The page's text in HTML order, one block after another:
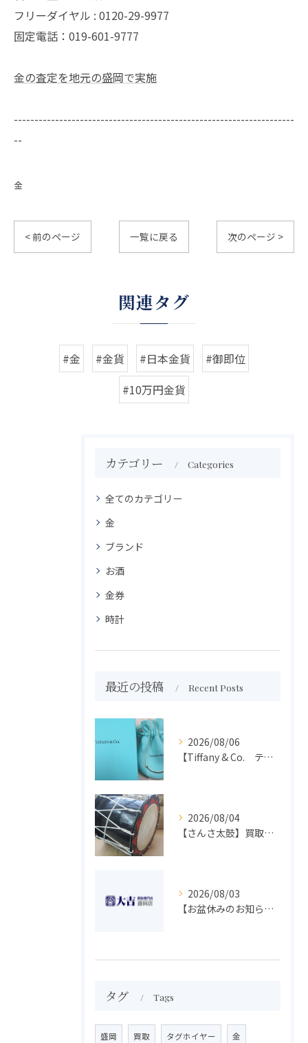
フリーダイヤル : 0120-29-9977
固定電話：019-601-9777
金の査定を地元の盛岡で実施
--------------------------------------------------------------------
--
金
< 前のページ 一覧に戻る 次のページ >
関連タグ
#金 #金貨 #日本金貨
#御即位
#10万円金貨
カテゴリー Categories
全てのカテゴリー
金
ブランド
お酒
金券
時計
最近の投稿 Recent Posts
2026/08/06
【Tiffany & Co. ティファニー】買取 大吉盛岡店 アクセサリー買取しました！！
2026/08/04
【さんさ太鼓】買取 大吉盛岡店 楽器 買取します！！
2026/08/03
【お盆休みのお知らせ】買取専門 大吉 盛岡店
タグ Tags
盛岡 買取 タグホイヤー 金